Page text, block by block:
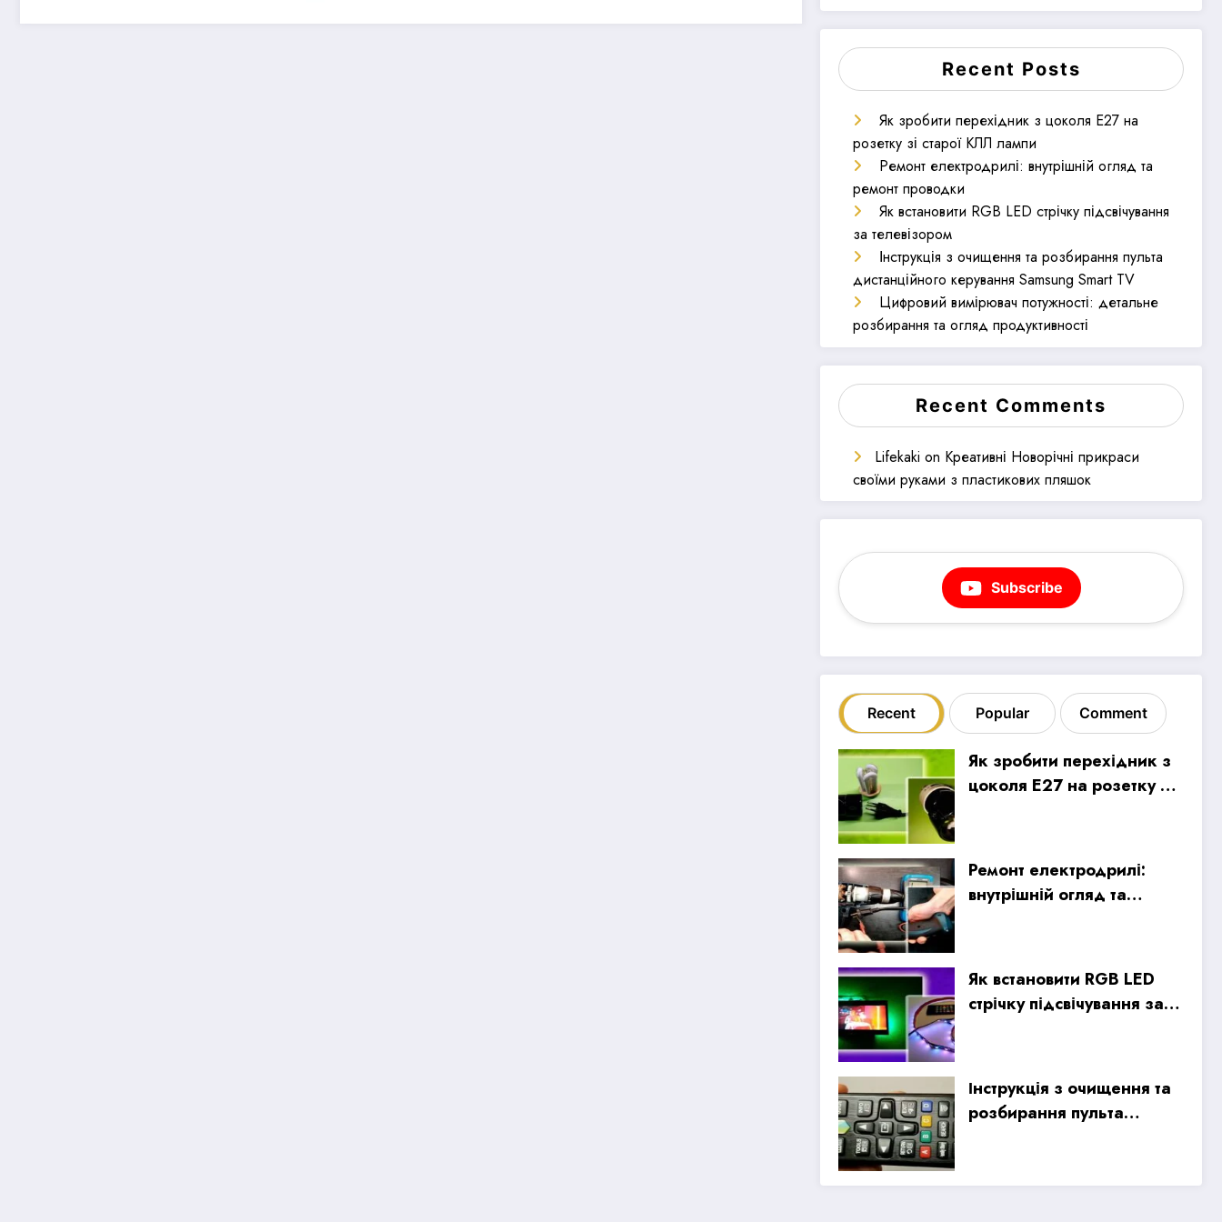
Recent Posts
Як зробити перехідник з цоколя E27 на
розетку зі старої КЛЛ лампи
Ремонт електродрилі: внутрішній огляд та
ремонт проводки
Як встановити RGB LED стрічку підсвічування
за телевізором
Інструкція з очищення та розбирання пульта
дистанційного керування Samsung Smart TV
Цифровий вимірювач потужності: детальне
розбирання та огляд продуктивності
Recent Comments
Lifekaki on Креативні Новорічні прикраси
своїми руками з пластикових пляшок
Subscribe
Recent Popular Comment
Як зробити перехідник з
цоколя E27 на розетку зі
Ремонт електродрилі:
внутрішній огляд та
Як встановити RGB LED
стрічку підсвічування за
Інструкція з очищення та
розбирання пульта